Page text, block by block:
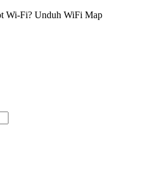
Wi-Fi? Unduh WiFi Map